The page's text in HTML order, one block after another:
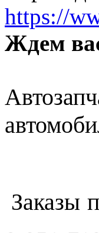
https://
Ждем
Заказы